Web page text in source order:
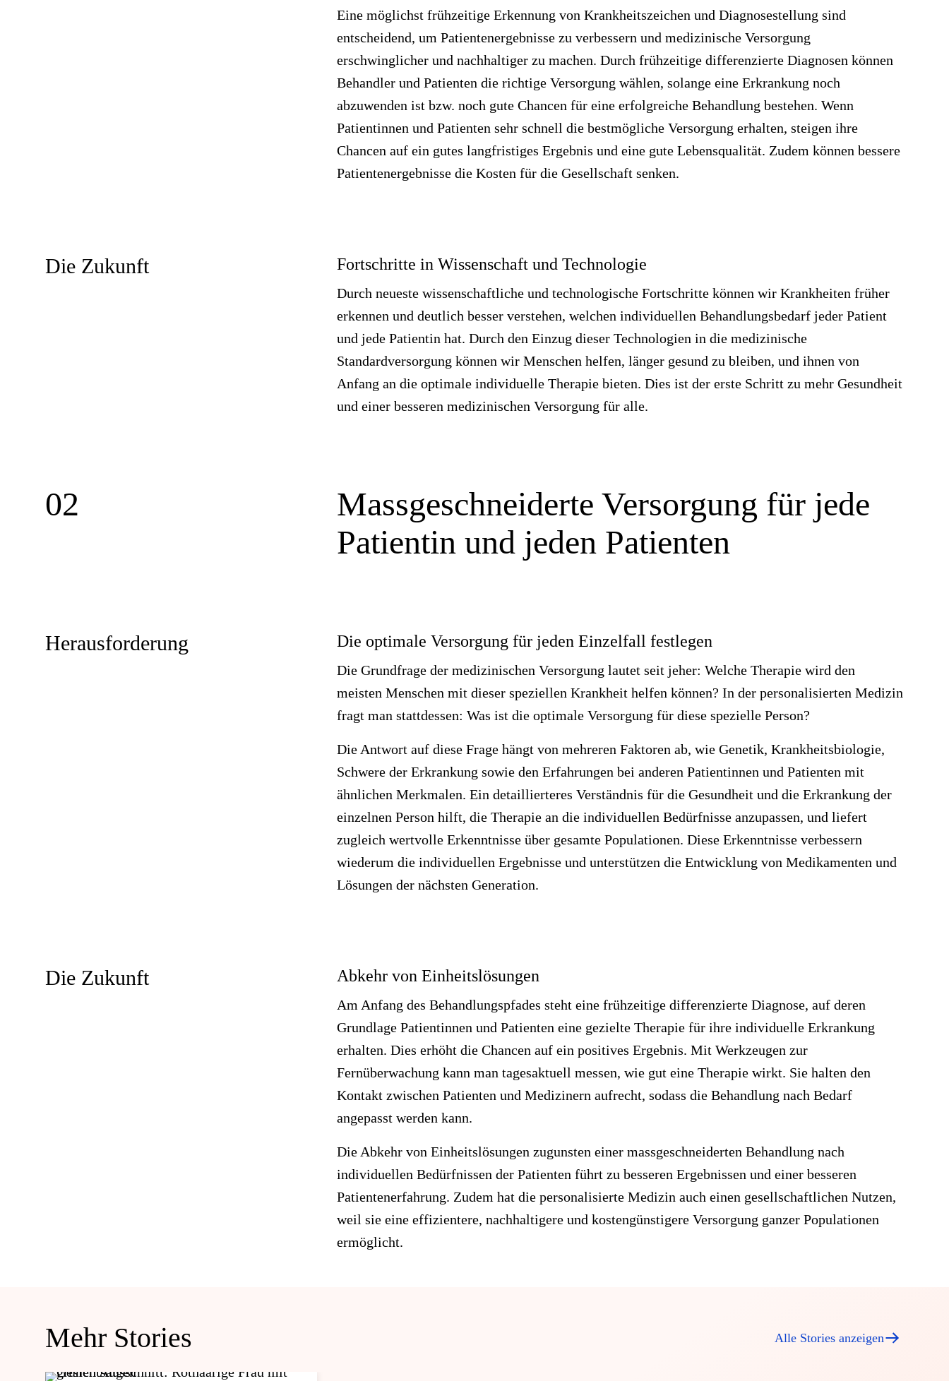
Eine möglichst frühzeitige Erkennung von Krankheitszeichen und Diagnosestellung sind
entscheidend, um Patientenergebnisse zu verbessern und medizinische Versorgung
erschwinglicher und nachhaltiger zu machen. Durch frühzeitige differenzierte Diagnosen können
Behandler und Patienten die richtige Versorgung wählen, solange eine Erkrankung noch
abzuwenden ist bzw. noch gute Chancen für eine erfolgreiche Behandlung bestehen. Wenn
Patientinnen und Patienten sehr schnell die bestmögliche Versorgung erhalten, steigen ihre
Chancen auf ein gutes langfristiges Ergebnis und eine gute Lebensqualität. Zudem können bessere
Patientenergebnisse die Kosten für die Gesellschaft senken.
Die Zukunft Fortschritte in Wissenschaft und Technologie
Durch neueste wissenschaftliche und technologische Fortschritte können wir Krankheiten früher
erkennen und deutlich besser verstehen, welchen individuellen Behandlungsbedarf jeder Patient
und jede Patientin hat. Durch den Einzug dieser Technologien in die medizinische
Standardversorgung können wir Menschen helfen, länger gesund zu bleiben, und ihnen von
Anfang an die optimale individuelle Therapie bieten. Dies ist der erste Schritt zu mehr Gesundheit
und einer besseren medizinischen Versorgung für alle.
02
Massgeschneiderte Versorgung für jede
Patientin und jeden Patienten
Herausforderung Die optimale Versorgung für jeden Einzelfall festlegen
Die Grundfrage der medizinischen Versorgung lautet seit jeher: Welche Therapie wird den
meisten Menschen mit dieser speziellen Krankheit helfen können? In der personalisierten Medizin
fragt man stattdessen: Was ist die optimale Versorgung für diese spezielle Person?
Die Antwort auf diese Frage hängt von mehreren Faktoren ab, wie Genetik, Krankheitsbiologie,
Schwere der Erkrankung sowie den Erfahrungen bei anderen Patientinnen und Patienten mit
ähnlichen Merkmalen. Ein detaillierteres Verständnis für die Gesundheit und die Erkrankung der
einzelnen Person hilft, die Therapie an die individuellen Bedürfnisse anzupassen, und liefert
zugleich wertvolle Erkenntnisse über gesamte Populationen. Diese Erkenntnisse verbessern
wiederum die individuellen Ergebnisse und unterstützen die Entwicklung von Medikamenten und
Lösungen der nächsten Generation.
Die Zukunft Abkehr von Einheitslösungen
Am Anfang des Behandlungspfades steht eine frühzeitige differenzierte Diagnose, auf deren
Grundlage Patientinnen und Patienten eine gezielte Therapie für ihre individuelle Erkrankung
erhalten. Dies erhöht die Chancen auf ein positives Ergebnis. Mit Werkzeugen zur
Fernüberwachung kann man tagesaktuell messen, wie gut eine Therapie wirkt. Sie halten den
Kontakt zwischen Patienten und Medizinern aufrecht, sodass die Behandlung nach Bedarf
angepasst werden kann.
Die Abkehr von Einheitslösungen zugunsten einer massgeschneiderten Behandlung nach
individuellen Bedürfnissen der Patienten führt zu besseren Ergebnissen und einer besseren
Patientenerfahrung. Zudem hat die personalisierte Medizin auch einen gesellschaftlichen Nutzen,
weil sie eine effizientere, nachhaltigere und kostengünstigere Versorgung ganzer Populationen
ermöglicht.
Mehr Stories Alle Stories anzeigen